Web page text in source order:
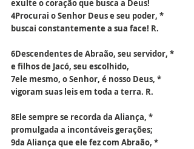
exulte o coração que busca a Deus!
4Procurai o Senhor Deus e seu poder, *
buscai constantemente a sua face! R.
6Descendentes de Abraão, seu servidor, *
e filhos de Jacó, seu escolhido,
7ele mesmo, o Senhor, é nosso Deus, *
vigoram suas leis em toda a terra. R.
8Ele sempre se recorda da Aliança, *
promulgada a incontáveis gerações;
9da Aliança que ele fez com Abraão, *